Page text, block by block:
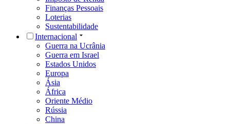
Finanças Pessoais
Loterias
Sustentabilidade
Internacional
Guerra na Ucrânia
Guerra em Israel
Estados Unidos
Europa
Ásia
África
Oriente Médio
Rússia
China